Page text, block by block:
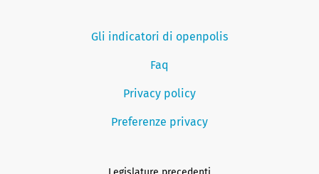
Gli indicatori di openpolis
Faq
Privacy policy
Preferenze privacy